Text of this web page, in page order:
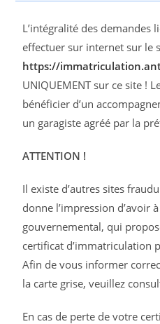
L’intégralité des demandes
effectuer sur internet sur le
https://
UNIQUEMENT sur ce site !
bénéficier d’un
un garagiste agréé par la
ATTENTION !
Il existe d’autres sites
donne l’impression d’avoir
gouvernemental, qui
certificat d’immatriculation
Afin de vous informer
la carte grise, veuillez
En cas de perte de votre